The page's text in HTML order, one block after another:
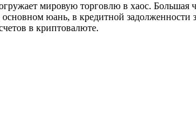
мировую торговлю в хаос. Большая
юань, в кредитной
в криптовалюте.